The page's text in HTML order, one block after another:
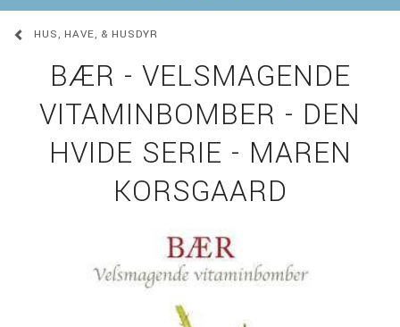
HUS, HAVE, & HUSDYR
BÆR - VELSMAGENDE
VITAMINBOMBER - DEN
HVIDE SERIE - MAREN
KORSGAARD